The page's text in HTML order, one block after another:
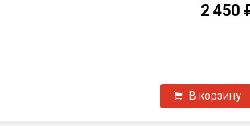
2 450
В корзину